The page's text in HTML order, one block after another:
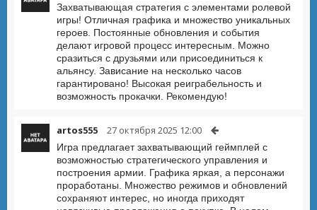
Захватывающая стратегия с элементами ролевой
игры! Отличная графика и множество уникальных
героев. Постоянные обновления и события
делают игровой процесс интересным. Можно
сразиться с друзьями или присоединиться к
альянсу. Зависание на несколько часов
гарантировано! Высокая реиграбельность и
возможность прокачки. Рекомендую!
artos555 27 октября 2025 12:00
Игра предлагает захватывающий геймплей с
возможностью стратегического управления и
построения армии. Графика яркая, а персонажи
проработаны. Множество режимов и обновлений
сохраняют интерес, но иногда приходят